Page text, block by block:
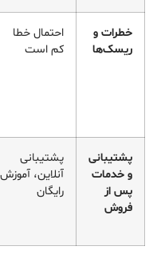
خطرات و
ریسک‌ها
احتمال خطا
کم است
پشتیبانی
و خدمات
پس از
فروش
پشتیبانی
آنلاین، آموزش
رایگان